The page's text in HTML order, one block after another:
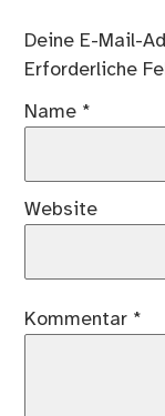
Deine E-Mail-
Erforderliche
Name *
Website
Kommentar *